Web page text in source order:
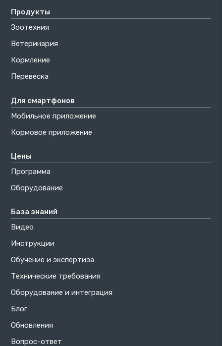
Продукты
Зоотехния
Ветеринария
Кормление
Перевеска
Для смартфонов
Мобильное приложение
Кормовое приложение
Цены
Программа
Оборудование
База знаний
Видео
Инструкции
Обучение и экспертиза
Технические требования
Оборудование и интеграция
Блог
Обновления
Вопрос-ответ